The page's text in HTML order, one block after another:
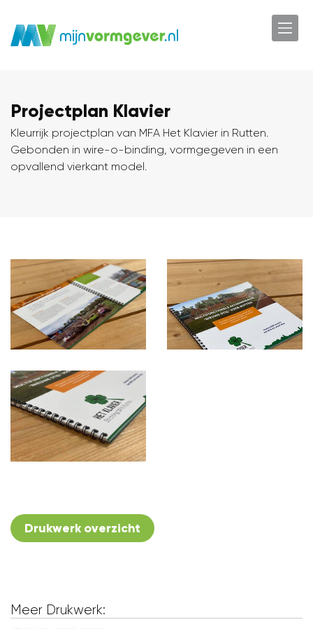
Projectplan Klavier
Kleurrijk projectplan van MFA Het Klavier in Rutten.
Gebonden in wire-o-binding, vormgegeven in een
opvallend vierkant model.
Drukwerk overzicht
Meer Drukwerk: